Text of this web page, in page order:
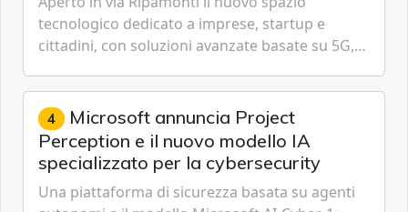
tecnologico dedicato a imprese, startup e
cittadini, con soluzioni avanzate basate su 5G,
Cybersecurity.
4 Microsoft annuncia Project
Perception e il nuovo modello IA
specializzato per la cybersecurity
Una piattaforma di sicurezza basata su agenti